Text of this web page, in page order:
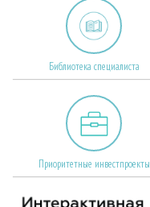
Библиотека специалиста
Приоритетные инвестпроекты